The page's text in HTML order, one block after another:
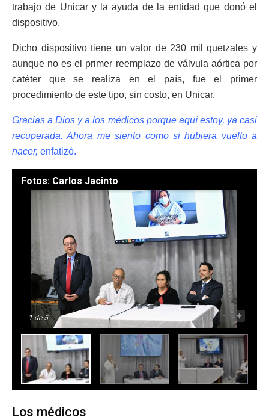
trabajo de Unicar y la ayuda de la entidad que donó el
dispositivo.
Dicho dispositivo tiene un valor de 230 mil quetzales y
aunque no es el primer reemplazo de válvula aórtica por
catéter que se realiza en el país, fue el primer
procedimiento de este tipo, sin costo, en Unicar.
Gracias a Dios y a los médicos porque aquí estoy, ya casi
recuperada. Ahora me siento como si hubiera vuelto a
nacer, enfatizó.
Fotos: Carlos Jacinto
1 de 5 - +
Los médicos